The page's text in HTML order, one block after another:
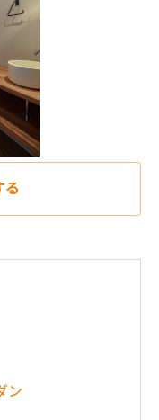
る
ン